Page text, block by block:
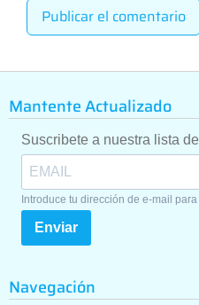
Navegación
Mantente Actualizado
Suscribete a nuestra lista
Introduce tu dirección de e-mail
Enviar